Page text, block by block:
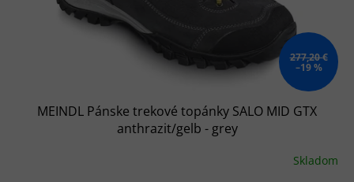
277,20 €
–19 %
MEINDL Pánske trekové topánky SALO MID GTX
anthrazit/gelb - grey
Skladom